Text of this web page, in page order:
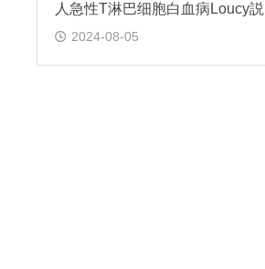
2024-08-05